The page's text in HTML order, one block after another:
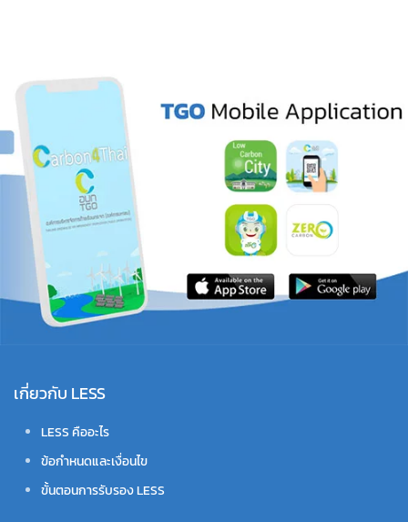
เกี่ยวกับ LESS
LESS คืออะไร
ข้อกำหนดและเงื่อนไข
ขั้นตอนการรับรอง LESS